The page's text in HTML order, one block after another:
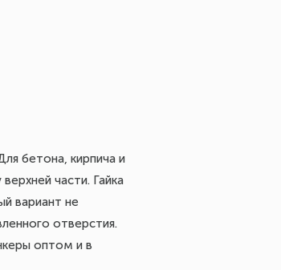
бетона, кирпича и
части. Гайка
вариант не
отверстия.
оптом и в